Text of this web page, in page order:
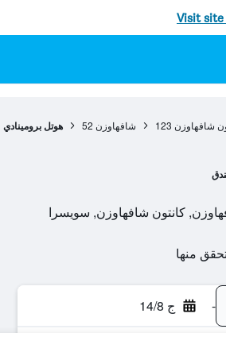
Visit site
شافهاوزن 123 شافهاوزن 52 هوتل برومينادي
- ج 14/8